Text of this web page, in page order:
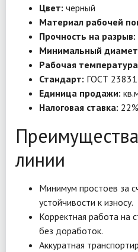
Цвет: черный
Материал рабочей
Прочность на разрыв:
Минимальный
Рабочая
Стандарт: ГОСТ
Единица продажи:
Налоговая ставка: 22%
линии
Минимум простоев за
устойчивости к износу.
Корректная работа на
без доработок.
Аккуратная